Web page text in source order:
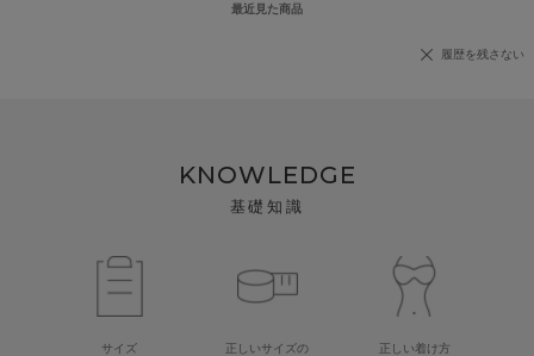
最近見た商品
履歴を残さない
KNOWLEDGE
基礎知識
サイズ
正しいサイズの
正しい着け方